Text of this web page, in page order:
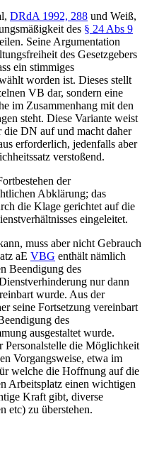
, DRdA 1992, 288 und Weiß,
des § 24 Abs 9
Seine Argumentation
des Gesetzgebers
ein stimmiges
worden ist. Dieses stellt
VB dar, sondern eine
im Zusammenhang mit den
steht. Diese Variante weist
DN auf und macht daher
erforderlich, jedenfalls aber
verstoßend.
der
Abklärung; das
die Klage gerichtet auf die
eingeleitet.
muss aber nicht Gebrauch
aE VBG enthält nämlich
Beendigung des
nur dann
wurde. Aus der
seine Fortsetzung vereinbart
des
ausgestaltet wurde.
Personalstelle die Möglichkeit
Vorgangsweise, etwa im
welche die Hoffnung auf die
Arbeitsplatz einen wichtigen
Kraft gibt, diverse
etc) zu überstehen.